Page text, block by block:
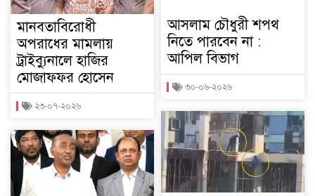
মানবতাবিরোধী
অপরাধের মামলায়
ট্রাইব্যুনালে হাজির
মোজাফফর হোসেন
২৩-০৭-২০২৬
আসলাম চৌধুরী শপথ
নিতে পারবেন না :
আপিল বিভাগ
৩০-০৬-২০২৬